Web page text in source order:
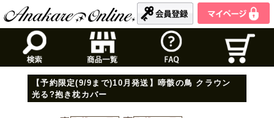
【予約限定(9/9まで)10月発送】啼骸の鳥 クラウン
光る?抱き枕カバー